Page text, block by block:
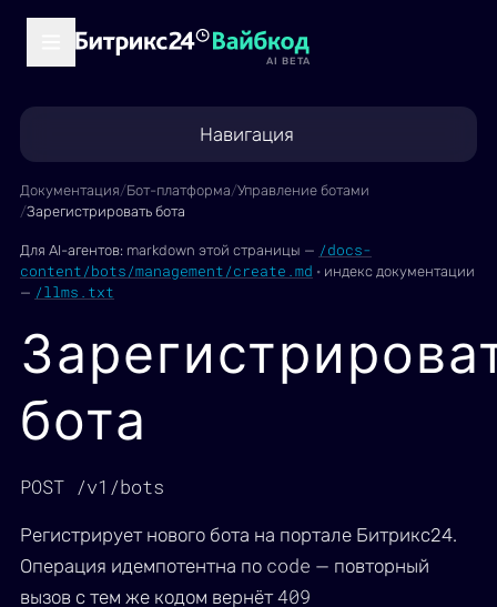
AI BETA
Навигация
Документация/Бот-платформа/Управление ботами
/Зарегистрировать бота
Для AI-агентов: markdown этой страницы — /docs-
content/bots/management/create.md · индекс документации
— /llms.txt
бота
POST /v1/bots
Регистрирует нового бота на портале Битрикс24.
Операция идемпотентна по code — повторный
вызов с тем же кодом вернёт409